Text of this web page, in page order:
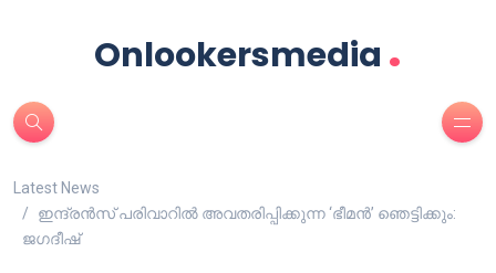
Onlookersmedia .
Latest News
ഇന്ദ്രൻസ് പരിവാറിൽ അവതരിപ്പിക്കുന്ന ‘ഭീമൻ’ ഞെട്ടിക്കും:
ജഗദീഷ്